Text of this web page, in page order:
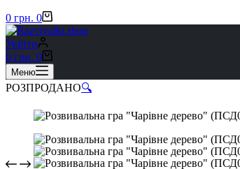
Кошик
0 грн. 0
Увійти
Кошик
0 грн. 0
Меню
РОЗПРОДАНО🔍